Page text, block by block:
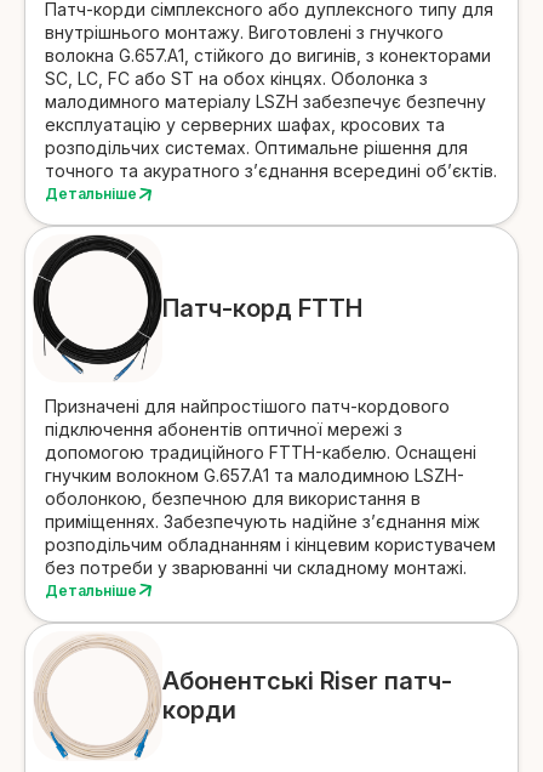
Патч-корди сімплексного або дуплексного типу для
внутрішнього монтажу. Виготовлені з гнучкого
волокна G.657.A1, стійкого до вигинів, з конекторами
SC, LC, FC або ST на обох кінцях. Оболонка з
малодимного матеріалу LSZH забезпечує безпечну
експлуатацію у серверних шафах, кросових та
розподільчих системах. Оптимальне рішення для
точного та акуратного з’єднання всередині об’єктів.
Детальніше
Патч-корд FTTH
Призначені для найпростішого патч-кордового
підключення абонентів оптичної мережі з
допомогою традиційного FTTH-кабелю. Оснащені
гнучким волокном G.657.A1 та малодимною LSZH-
оболонкою, безпечною для використання в
приміщеннях. Забезпечують надійне з’єднання між
розподільчим обладнанням і кінцевим користувачем
без потреби у зварюванні чи складному монтажі.
Детальніше
Абонентські Riser патч-
корди